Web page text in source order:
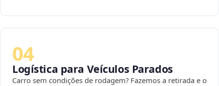
04
Logística para Veículos Parados
Carro sem condições de rodagem? Fazemos a retirada e o